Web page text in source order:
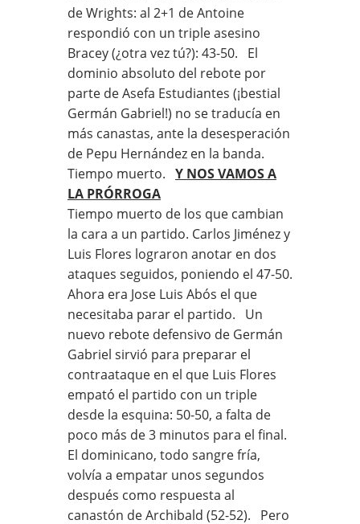
de Wrights: al 2+1 de Antoine
respondió con un triple asesino
Bracey (¿otra vez tú?): 43-50. El
dominio absoluto del rebote por
parte de Asefa Estudiantes (¡bestial
Germán Gabriel!) no se traducía en
más canastas, ante la desesperación
de Pepu Hernández en la banda.
Tiempo muerto. Y NOS VAMOS A
LA PRÓRROGA
Tiempo muerto de los que cambian
la cara a un partido. Carlos Jiménez y
Luis Flores lograron anotar en dos
ataques seguidos, poniendo el 47-50.
Ahora era Jose Luis Abós el que
necesitaba parar el partido. Un
nuevo rebote defensivo de Germán
Gabriel sirvió para preparar el
contraataque en el que Luis Flores
empató el partido con un triple
desde la esquina: 50-50, a falta de
poco más de 3 minutos para el final.
El dominicano, todo sangre fría,
volvía a empatar unos segundos
después como respuesta al
canastón de Archibald (52-52). Pero